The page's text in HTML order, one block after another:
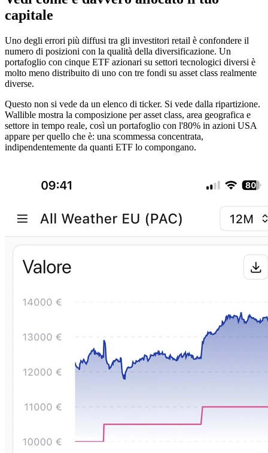
capitale
Uno degli errori più diffusi tra gli investitori retail è confondere il
numero di posizioni con la qualità della diversificazione. Un
portafoglio con cinque ETF azionari su settori tecnologici diversi è
molto meno distribuito di uno con tre fondi su asset class realmente
diverse.
Questo non si vede da un elenco di ticker. Si vede dalla ripartizione.
Wallible mostra la composizione per asset class, area geografica e
settore in tempo reale, così un portafoglio con l'80% in azioni USA
appare per quello che è: una scommessa concentrata,
indipendentemente da quanti ETF lo compongano.